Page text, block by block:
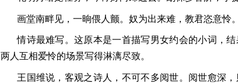
画堂南畔见，一晌偎人颤。奴为出来难，教君恣意怜。
情诗最难写。这原本是一首描写男女约会的小词，
两人互相爱怜的场景写得淋漓尽致。
王国维说，客观之诗人，不可不多阅世。阅世愈深